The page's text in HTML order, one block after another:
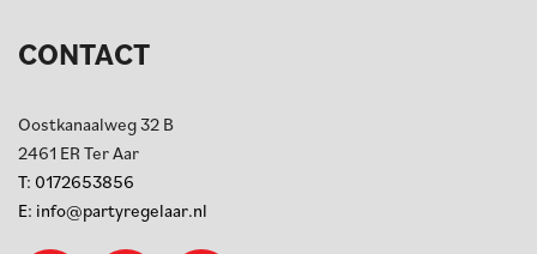
CONTACT
Oostkanaalweg 32 B
2461 ER Ter Aar
T: 0172653856
E: info@partyregelaar.nl